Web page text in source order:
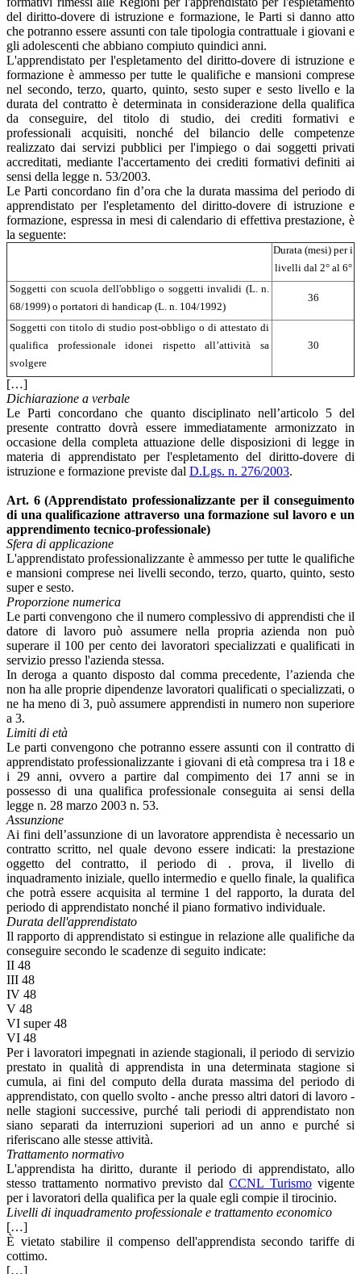
del diritto-dovere di istruzione e formazione, le Parti si danno atto
che potranno essere assunti con tale tipologia contrattuale i giovani e
gli adolescenti che abbiano compiuto quindici anni.
L'apprendistato per l'espletamento del diritto-dovere di istruzione e
formazione è ammesso per tutte le qualifiche e mansioni comprese
nel secondo, terzo, quarto, quinto, sesto super e sesto livello e la
durata del contratto è determinata in considerazione della qualifica
da conseguire, del titolo di studio, dei crediti formativi e
professionali acquisiti, nonché del bilancio delle competenze
realizzato dai servizi pubblici per l'impiego o dai soggetti privati
accreditati, mediante l'accertamento dei crediti formativi definiti ai
sensi della legge n. 53/2003.
Le Parti concordano fin d’ora che la durata massima del periodo di
apprendistato per l'espletamento del diritto-dovere di istruzione e
formazione, espressa in mesi di calendario di effettiva prestazione, è
la seguente:
Durata (mesi) per i
livelli dal 2° al 6°
Soggetti con scuola dell'obbligo o soggetti invalidi (L. n.
68/1999) o portatori di handicap (L. n. 104/1992)
36
Soggetti con titolo di studio post-obbligo o di attestato di
qualifica professionale idonei rispetto all’attività sa
svolgere
30
[…]
Dichiarazione a verbale
Le Parti concordano che quanto disciplinato nell’articolo 5 del
presente contratto dovrà essere immediatamente armonizzato in
occasione della completa attuazione delle disposizioni di legge in
materia di apprendistato per l'espletamento del diritto-dovere di
istruzione e formazione previste dal D.Lgs. n. 276/2003.
Art. 6 (Apprendistato professionalizzante per il conseguimento
di una qualificazione attraverso una formazione sul lavoro e un
apprendimento tecnico-professionale)
Sfera di applicazione
L'apprendistato professionalizzante è ammesso per tutte le qualifiche
e mansioni comprese nei livelli secondo, terzo, quarto, quinto, sesto
super e sesto.
Proporzione numerica
Le parti convengono che il numero complessivo di apprendisti che il
datore di lavoro può assumere nella propria azienda non può
superare il 100 per cento dei lavoratori specializzati e qualificati in
servizio presso l'azienda stessa.
In deroga a quanto disposto dal comma precedente, l’azienda che
non ha alle proprie dipendenze lavoratori qualificati o specializzati, o
ne ha meno di 3, può assumere apprendisti in numero non superiore
a 3.
Limiti di età
Le parti convengono che potranno essere assunti con il contratto di
apprendistato professionalizzante i giovani di età compresa tra i 18 e
i 29 anni, ovvero a partire dal compimento dei 17 anni se in
possesso di una qualifica professionale conseguita ai sensi della
legge n. 28 marzo 2003 n. 53.
Assunzione
Ai fini dell’assunzione di un lavoratore apprendista è necessario un
contratto scritto, nel quale devono essere indicati: la prestazione
oggetto del contratto, il periodo di . prova, il livello di
inquadramento iniziale, quello intermedio e quello finale, la qualifica
che potrà essere acquisita al termine 1 del rapporto, la durata del
periodo di apprendistato nonché il piano formativo individuale.
Durata dell'apprendistato
Il rapporto di apprendistato si estingue in relazione alle qualifiche da
conseguire secondo le scadenze di seguito indicate:
II 48
III 48
IV 48
V 48
VI super 48
VI 48
Per i lavoratori impegnati in aziende stagionali, il periodo di servizio
prestato in qualità di apprendista in una determinata stagione si
cumula, ai fini del computo della durata massima del periodo di
apprendistato, con quello svolto - anche presso altri datori di lavoro -
nelle stagioni successive, purché tali periodi di apprendistato non
siano separati da interruzioni superiori ad un anno e purché si
riferiscano alle stesse attività.
Trattamento normativo
L'apprendista ha diritto, durante il periodo di apprendistato, allo
stesso trattamento normativo previsto dalCCNL Turismovigente
per i lavoratori della qualifica per la quale egli compie il tirocinio.
Livelli di inquadramento professionale e trattamento economico
[…]
È vietato stabilire il compenso dell'apprendista secondo tariffe di
cottimo.
[…]